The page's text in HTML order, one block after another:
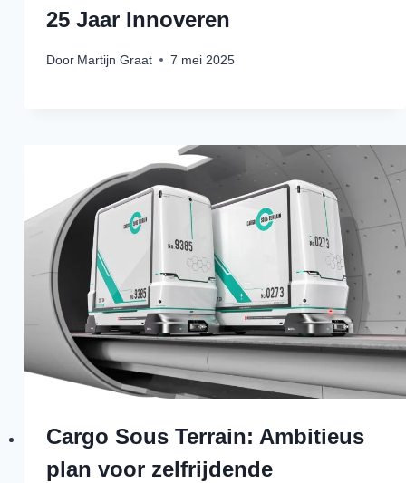
25 Jaar Innoveren
Door Martijn Graat 7 mei 2025
Cargo Sous Terrain: Ambitieus
plan voor zelfrijdende